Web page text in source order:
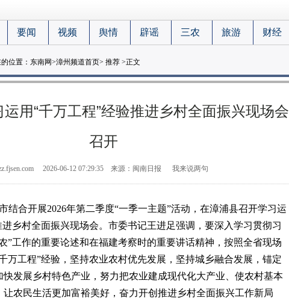
要闻 视频 舆情 辟谣 三农 旅游 财经
位置： 东南网>漳州频道首页> 推荐 >正文
用“千万工程”经验推进乡村全面振兴现场会
召开
2026-06-12 07:29:35 来源：闽南日报 我来说两句
结合开展2026年第二季度“一季一主题”活动，在漳浦县召开学习运
进乡村全面振兴现场会。市委书记王进足强调，要深入学习贯彻习
”工作的重要论述和在福建考察时的重要讲话精神，按照全省现场
万工程”经验，坚持农业农村优先发展，坚持城乡融合发展，锚定
快发展乡村特色产业，努力把农业建成现代化大产业、使农村基本
农民生活更加富裕美好，奋力开创推进乡村全面振兴工作新局